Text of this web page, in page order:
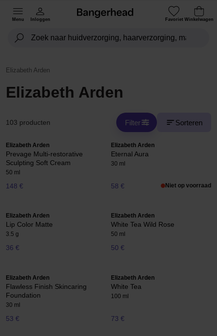
Menu Inloggen Favoriet Winkelwagen
Elizabeth Arden
Elizabeth Arden
103 producten Filter Sorteren
Elizabeth Arden
Prevage Multi-restorative
Sculpting Soft Cream
50 ml
148 €
Elizabeth Arden
Eternal Aura
30 ml
58 € Niet op voorraad
Elizabeth Arden
Lip Color Matte
3.5 g
36 €
Elizabeth Arden
White Tea Wild Rose
50 ml
50 €
Elizabeth Arden
Flawless Finish Skincaring
Foundation
30 ml
53 €
Elizabeth Arden
White Tea
100 ml
73 €